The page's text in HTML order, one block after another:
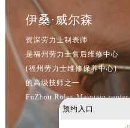
伊桑·威尔森
资深劳力士制表师
是福州劳力士售后维修中心
(福州劳力士维修保养中心)
的高级技师之一
FuZhou Rolex Maintain center
预约入口